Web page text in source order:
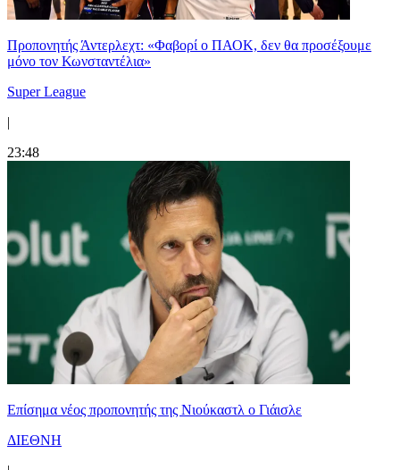
Προπονητής Άντερλεχτ: «Φαβορί ο ΠΑΟΚ, δεν θα προσέξουμε
μόνο τον Κωνσταντέλια»
Super League
|
23:48
Επίσημα νέος προπονητής της Νιούκαστλ ο Γιάισλε
ΔΙΕΘΝΗ